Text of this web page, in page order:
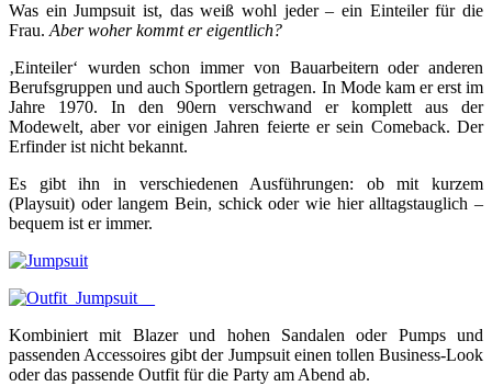
Was ein Jumpsuit ist, das weiß wohl jeder – ein Einteiler für die
Frau. Aber woher kommt er eigentlich?
‚Einteiler‘ wurden schon immer von Bauarbeitern oder anderen
Berufsgruppen und auch Sportlern getragen. In Mode kam er erst im
Jahre 1970. In den 90ern verschwand er komplett aus der
Modewelt, aber vor einigen Jahren feierte er sein Comeback. Der
Erfinder ist nicht bekannt.
Es gibt ihn in verschiedenen Ausführungen: ob mit kurzem
(Playsuit) oder langem Bein, schick oder wie hier alltagstauglich –
bequem ist er immer.
Kombiniert mit Blazer und hohen Sandalen oder Pumps und
passenden Accessoires gibt der Jumpsuit einen tollen Business-Look
oder das passende Outfit für die Party am Abend ab.